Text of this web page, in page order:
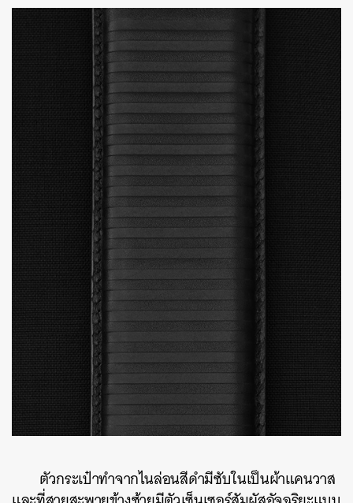
ตัวกระเป๋าทำจากไนล่อนสีดำมีซับในเป็นผ้าแคนวาส